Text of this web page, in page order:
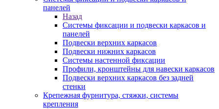
панелей
Назад
Системы фиксации и подвески каркасов и
панелей
Подвески верхних каркасов
Подвески нижних каркасов
Системы настенной фиксации
Профили, кронштейны для навески каркасов
Подвески верхних каркасов без задней
стенки
Крепежная фурнитура, стяжки, системы
крепления